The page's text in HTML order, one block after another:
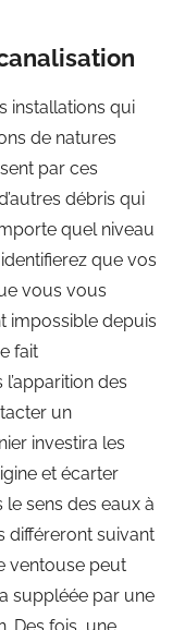
installations qui
de natures
par ces
débris qui
quel niveau
que vos
vous vous
impossible depuis
fait
des
un
investira les
et écarter
le sens des eaux à
différeront suivant
ventouse peut
suppléée par une